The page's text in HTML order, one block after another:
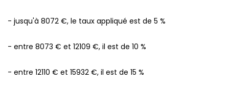
- jusqu'à 8072 €, le taux appliqué est de 5 %
- entre 8073 € et 12109 €, il est de 10 %
- entre 12110 € et 15932 €, il est de 15 %